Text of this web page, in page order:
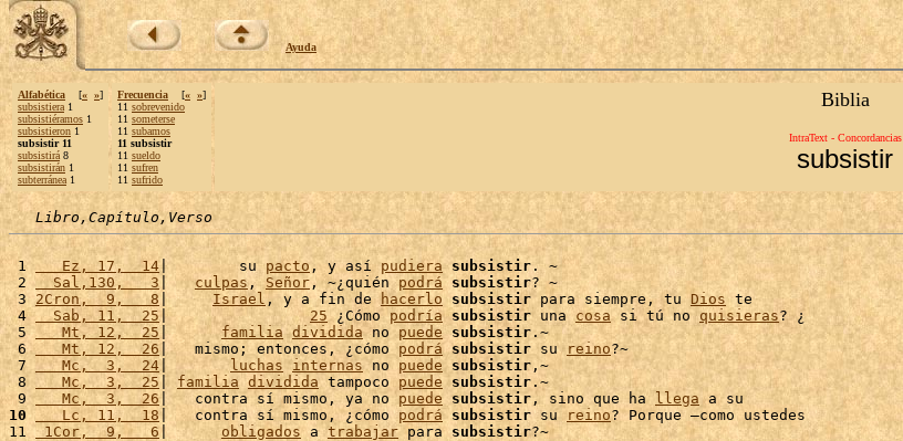
Ayuda
Alfabética [« »]
subsistiera 1
subsistiéramos 1
subsistieron 1
subsistir 11
subsistirá 8
subsistirán 1
subterránea 1
Frecuencia [« »]
11 sobrevenido
11 someterse
11 subamos
11 subsistir
11 sueldo
11 sufren
11 sufrido
Biblia
IntraText - Concordancias
subsistir
Libro,Capítulo,Verso
1
   Ez, 17,  14
|        su pacto , y así pudiera subsistir . ~
2
  Sal,130,   3
| culpas, Señor , ~¿quién podrá subsistir? ~
3 2Cron,  9,   8 | Israel , y a fin de hacerlo subsistir para siempre, tu Dios te
4
  Sab, 11,  25
| 25 ¿Cómo podría subsistir una cosa si tú no quisieras? ¿
5
   Mt, 12,  25
| familia dividida no puede subsistir .~
6
   Mt, 12,  26
|   mismo; entonces, ¿cómo podrá subsistir su reino?~
7
   Mc,  3,  24
| luchas internas no puede subsistir ,~
8
   Mc,  3,  25
familia dividida tampoco puede subsistir .~
9
   Mc,  3,  26
|   contra sí mismo, ya no puede subsistir , sino que ha llega
10
   Lc, 11,  18
|   contra sí mismo, ¿cómo podrá subsistir su reino? Porque –como ustedes
11 1Cor,  9,   6 | obligados a trabajar para subsistir